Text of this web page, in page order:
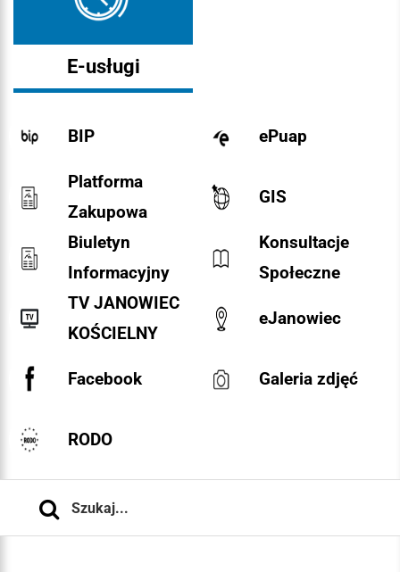
E-usługi
BIP ePuap
Platforma
Zakupowa
GIS
Biuletyn
Informacyjny
Konsultacje
Społeczne
TV JANOWIEC
KOŚCIELNY
eJanowiec
Facebook Galeria zdjęć
RODO